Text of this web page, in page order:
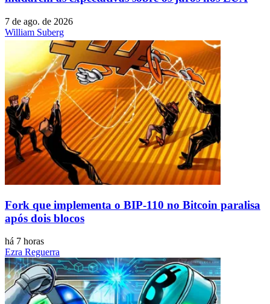
7 de ago. de 2026
William Suberg
Fork que implementa o BIP-110 no Bitcoin paralisa
após dois blocos
há 7 horas
Ezra Reguerra